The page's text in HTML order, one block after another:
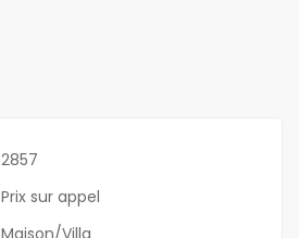
2857
Prix sur appel